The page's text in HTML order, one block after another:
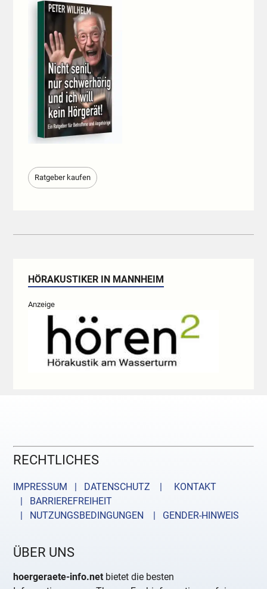
Ratgeber kaufen
HÖRAKUSTIKER IN MANNHEIM
Anzeige
RECHTLICHES
IMPRESSUM | DATENSCHUTZ |
KONTAKT
| BARRIEREFREIHEIT
| NUTZUNGSBEDINGUNGEN
| GENDER-HINWEIS
ÜBER UNS
hoergeraete-info.net bietet die besten